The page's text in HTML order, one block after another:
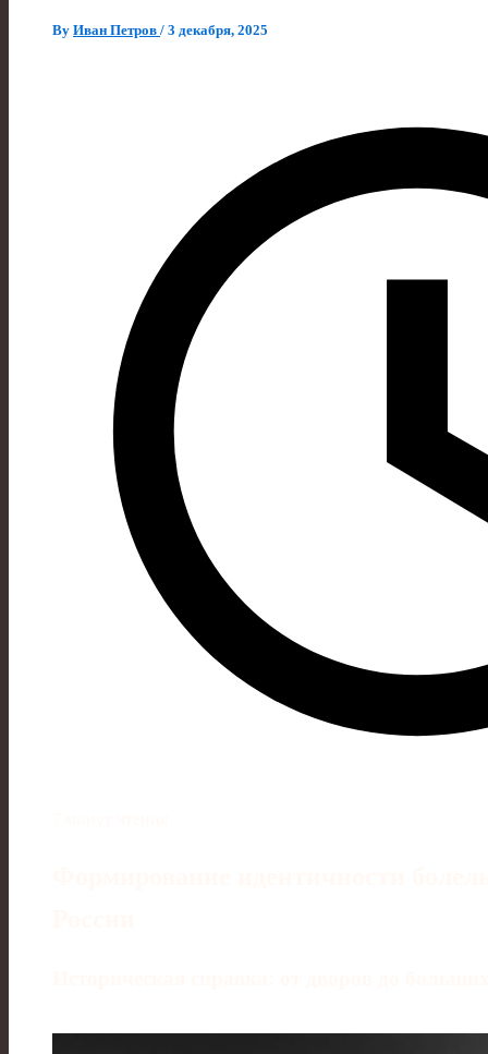
By Иван Петров / 3 декабря, 2025